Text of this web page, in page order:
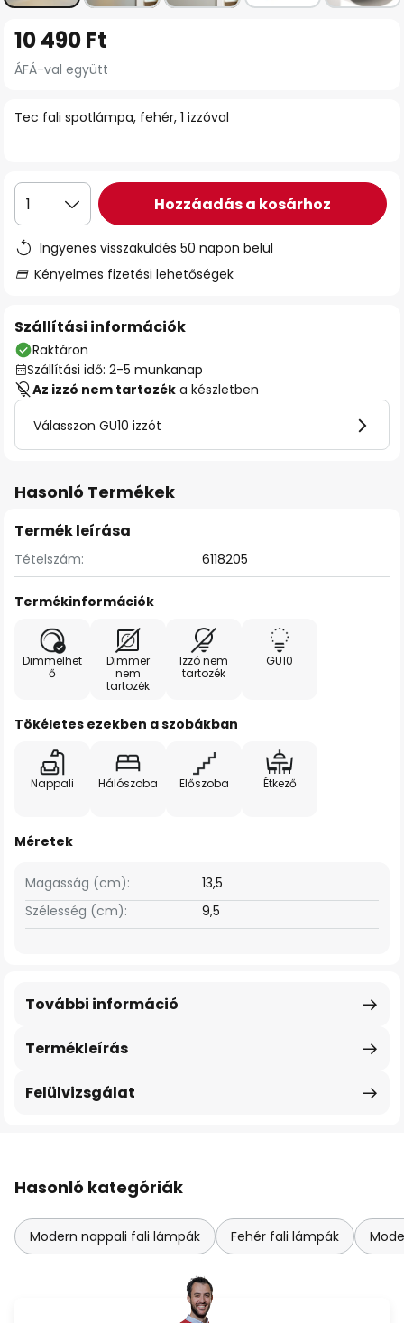
képgaléria
Tec fali spotlámpa, fehér, 1 izzóval
10 490 Ft
ÁFÁ-val együtt
1 Hozzáadás a kosárhoz
Ingyenes visszaküldés 50 napon belül
Kényelmes fizetési lehetőségek
Szállítási információk
Raktáron
Szállítási idő: 2-5 munkanap
Az izzó nem tartozék a készletben
Válasszon GU10 izzót
Hasonló Termékek
Termék leírása
Tételszám: 6118205
Termékinformációk
Dimmelhet
ő
Dimmer
nem
tartozék
Izzó nem
tartozék
GU10
Tökéletes ezekben a szobákban
Nappali Hálószoba Előszoba Étkező
Méretek
Szélesség (cm): 9,5
Magasság (cm): 13,5
Termékleírás
További információ
Felülvizsgálat
Hasonló kategóriák
Modern nappali fali lámpák Fehér fali lámpák